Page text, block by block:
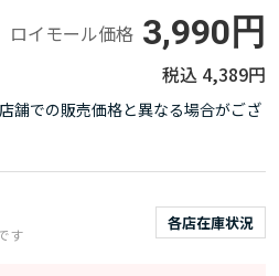
ロイモール価格 3,990円
4,389円
舗での販売価格と異なる場合がござ
各店在庫状況
す